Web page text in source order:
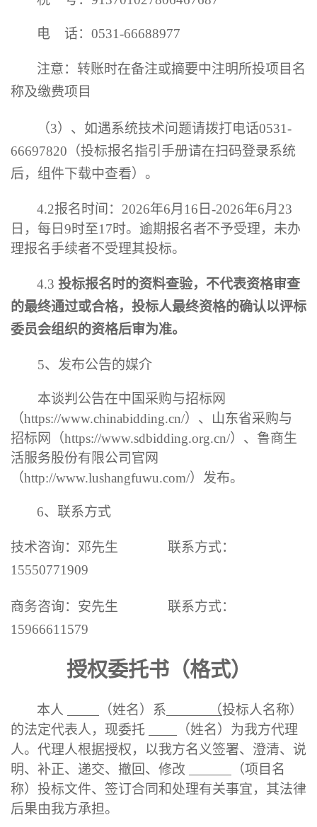
电 话： 0531-66688977
注意：转账时在备注或摘要中注明所投项目名
称及缴费项目
（3）、如遇系统技术问题请拨打电话0531-
66697820（投标报名指引手册请在扫码登录系统
后，组件下载中查看）。
4.2报名时间： 2026年6月 16 日-2026年6月 23
日 ， 每日9时至17时。 逾期报名者不予受理，未办
理报名手续者不受理其投标。
4.3 投标报名时的资料查验，不代表资格审查
的最终通过或合格，投标人最终资格的确认以评标
委员会组织的资格后审为准。
5、发布公告的媒介
本谈判 公告在中国采购与招标网
（https://www.chinabidding.cn/）、山东省采购与
招标网（https://www.sdbidding.org.cn/） 、 鲁商生
活服务股份有限公司官网
（http://www.lushangfuwu.com/） 发布。
6、 联系方式
技术咨询： 邓先生
联系方式：
15550771909
商务咨询： 安先生
联系方式：
15966611579
授权委托书（格式）
本人 （姓名）系 （投标人名称）
的法定代表人，现委托
（姓名）为我方代理
人。代理人根据授权，以我方名义签署、澄清、说
明、补正、递交、撤回、修改
（项目名
称）投标文件、签订合同和处理有关事宜，其法律
后果由我方承担。